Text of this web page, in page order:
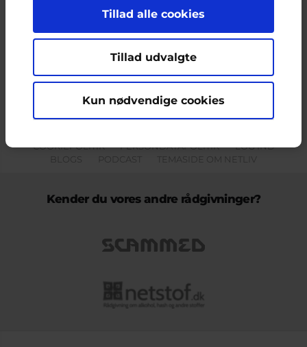
hjemmeside.
Marketing
Tillad alle cookies
Tillad udvalgte
Kun nødvendige cookies
ikke nødvendigvis den Europæiske Unions holdninger.
COOKIEPOLITIK
PERSONDATAPOLITIK
LOG IND
BLOGS
PODCAST TEMASIDE OM NETLIV
Kender du vores andre rådgivninger?